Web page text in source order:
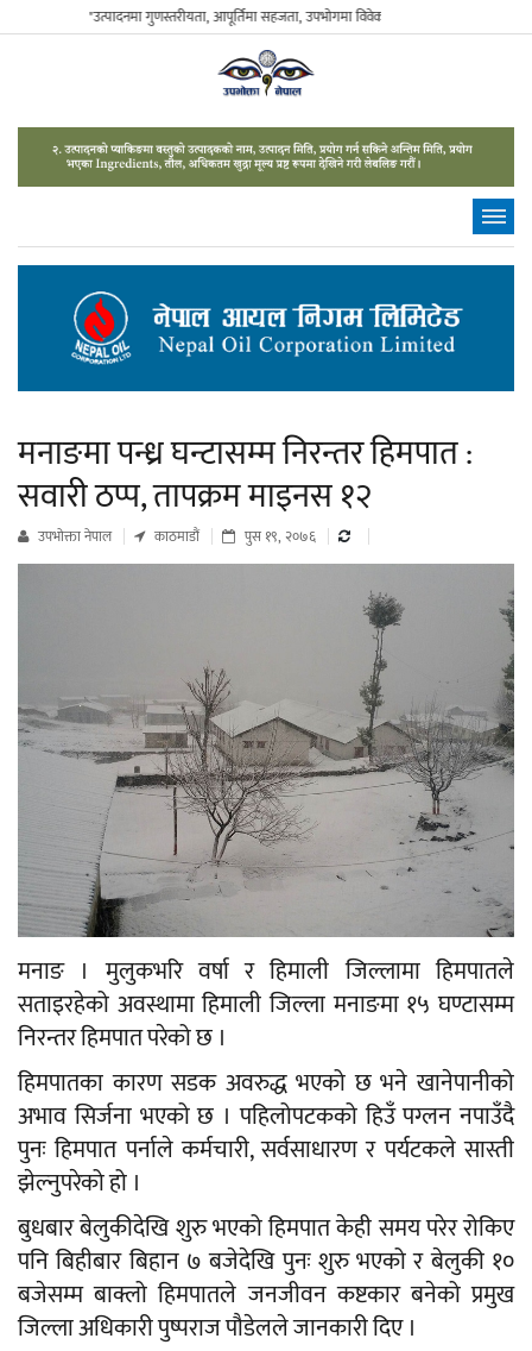
"उत्पादनमा गुणस्तरीयता, आपूर्तिमा सहजता, उपभोगमा विवेकशीलता" - The Sustainable
मनाङमा पन्ध्र घन्टासम्म निरन्तर हिमपात :
सवारी ठप्प, तापक्रम माइनस १२
उपभाेक्ता नेपाल काठमाडौं पुस १९, २०७६
मनाङ । मुलुकभरि वर्षा र हिमाली जिल्लामा हिमपातले
सताइरहेको अवस्थामा हिमाली जिल्ला मनाङमा १५ घण्टासम्म
निरन्तर हिमपात परेको छ ।
हिमपातका कारण सडक अवरुद्ध भएको छ भने खानेपानीको
अभाव सिर्जना भएको छ । पहिलोपटकको हिउँ पग्लन नपाउँदै
पुनः हिमपात पर्नाले कर्मचारी, सर्वसाधारण र पर्यटकले सास्ती
झेल्नुपरेको हो ।
बुधबार बेलुकीदेखि शुरु भएको हिमपात केही समय परेर रोकिए
पनि बिहीबार बिहान ७ बजेदेखि पुनः शुरु भएको र बेलुकी १०
बजेसम्म बाक्लो हिमपातले जनजीवन कष्टकार बनेको प्रमुख
जिल्ला अधिकारी पुष्पराज पौडेलले जानकारी दिए ।